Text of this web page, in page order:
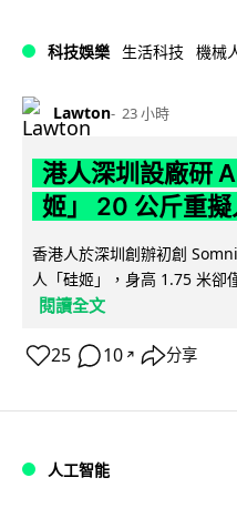
科技娛樂 生活科技 機械
Lawton 23 小時
港人深圳設廠研
姬」 20 公斤重
香港人於深圳創辦初創
人「硅姬」，身高 1.75 米卻
閱讀全文
25 10 ↗ 分享
人工智能